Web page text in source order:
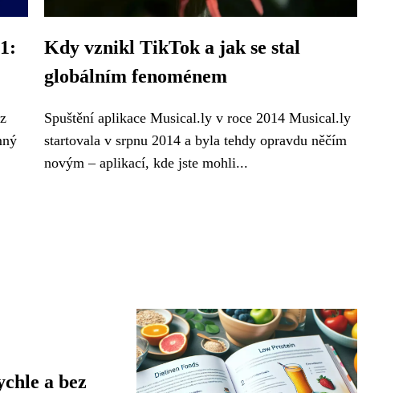
Kdy vznikl TikTok a jak se stal
globálním fenoménem
Spuštění aplikace Musical.ly v roce 2014 Musical.ly
startovala v srpnu 2014 a byla tehdy opravdu něčím
novým – aplikací, kde jste mohli...
a bez